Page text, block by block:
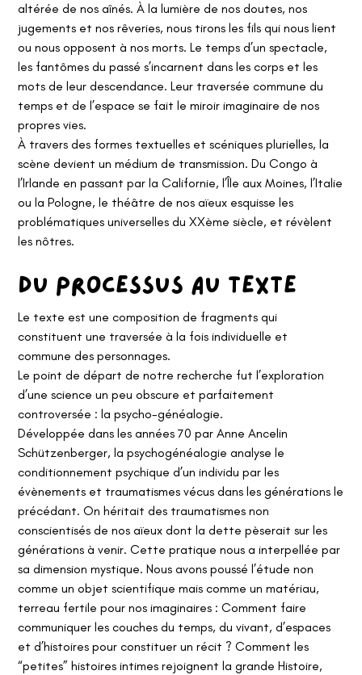
altérée de nos aînés. À la lumière de nos doutes, nos
jugements et nos rêveries, nous tirons les fils qui nous lient
ou nous opposent à nos morts. Le temps d’un spectacle,
les fantômes du passé s’incarnent dans les corps et les
mots de leur descendance. Leur traversée commune du
temps et de l’espace se fait le miroir imaginaire de nos
propres vies.
À travers des formes textuelles et scéniques plurielles, la
scène devient un médium de transmission. Du Congo à
l’Irlande en passant par la Californie, l’Île aux Moines, l’Italie
ou la Pologne, le théâtre de nos aïeux esquisse les
problématiques universelles du XXème siècle, et révèlent
les nôtres.
Du processus au texte
Le texte est une composition de fragments qui
constituent une traversée à la fois individuelle et
commune des personnages.
Le point de départ de notre recherche fut l’exploration
d’une science un peu obscure et parfaitement
controversée : la psycho-généalogie.
Développée dans les années 70 par Anne Ancelin
Schützenberger, la psychogénéalogie analyse le
conditionnement psychique d’un individu par les
évènements et traumatismes vécus dans les générations le
précédant. On héritait des traumatismes non
conscientisés de nos aïeux dont la dette pèserait sur les
générations à venir. Cette pratique nous a interpellée par
sa dimension mystique. Nous avons poussé l’étude non
comme un objet scientifique mais comme un matériau,
terreau fertile pour nos imaginaires : Comment faire
communiquer les couches du temps, du vivant, d’espaces
et d’histoires pour constituer un récit ? Comment les
“petites” histoires intimes rejoignent la grande Histoire,